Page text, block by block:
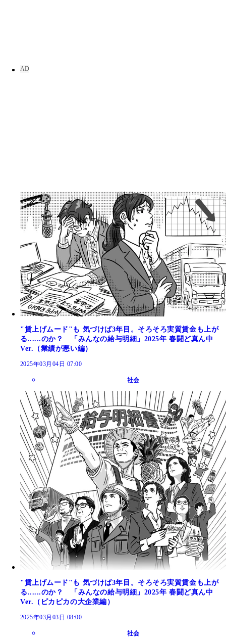
"賃上げムード"も 気づけば3年目。そろそろ実質賃金も上が
る......のか？ 「みんなの給与明細」2025年 春闘ど真ん中
Ver.（業績が悪い編）
2025年03月04日 07:00
社会
"賃上げムード"も 気づけば3年目。そろそろ実質賃金も上が
る......のか？ 「みんなの給与明細」2025年 春闘ど真ん中
Ver.（ピカピカの大企業編）
2025年03月03日 08:00
社会